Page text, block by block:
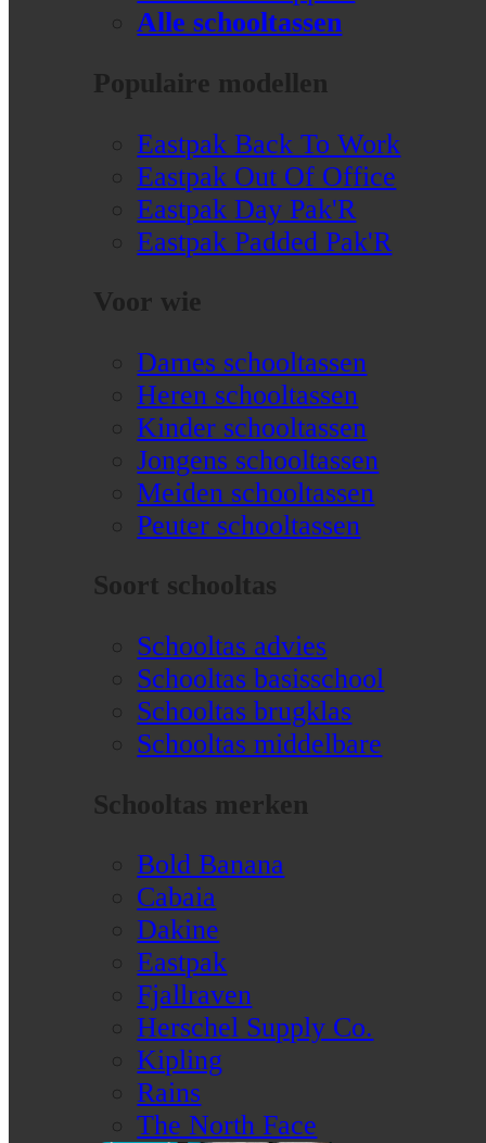
Alle schooltassen
Populaire modellen
Eastpak Back To Work
Eastpak Out Of Office
Eastpak Day Pak'R
Eastpak Padded Pak'R
Voor wie
Dames schooltassen
Heren schooltassen
Kinder schooltassen
Jongens schooltassen
Meiden schooltassen
Peuter schooltassen
Soort schooltas
Schooltas advies
Schooltas basisschool
Schooltas brugklas
Schooltas middelbare
Schooltas merken
Bold Banana
Cabaia
Dakine
Eastpak
Fjallraven
Herschel Supply Co.
Kipling
Rains
The North Face